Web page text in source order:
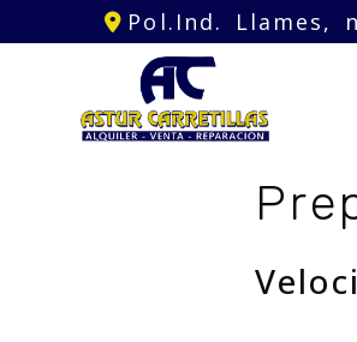
Pol.Ind. Llames,